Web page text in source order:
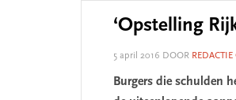
‘Opstelling
5 april 2016 DOOR
Burgers die schulden